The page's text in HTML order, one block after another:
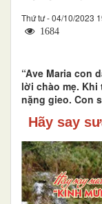
Thứ tư - 04/10/2023
1684
“Ave Maria con
lời chào mẹ. Khi
nặng gieo. Con
Hãy say